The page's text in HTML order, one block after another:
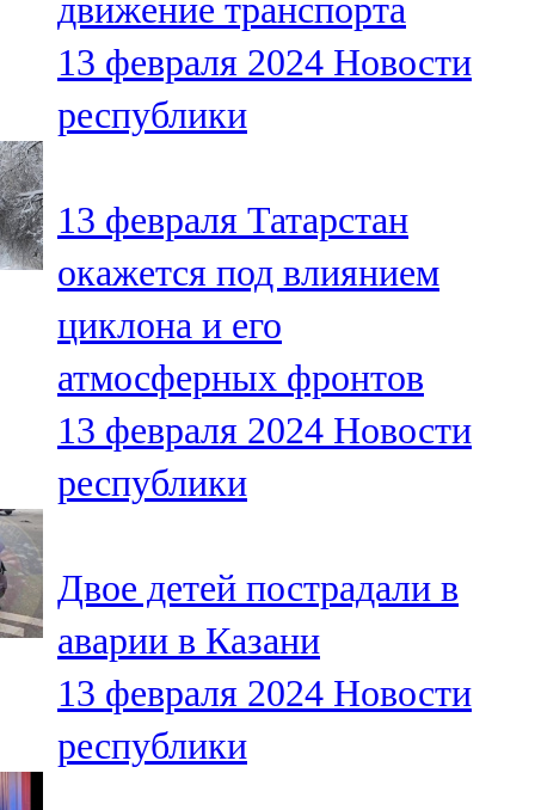
движение транспорта
13 февраля 2024 Новости
республики
13 февраля Татарстан
окажется под влиянием
циклона и его
атмосферных фронтов
13 февраля 2024 Новости
республики
Двое детей пострадали в
аварии в Казани
13 февраля 2024 Новости
республики